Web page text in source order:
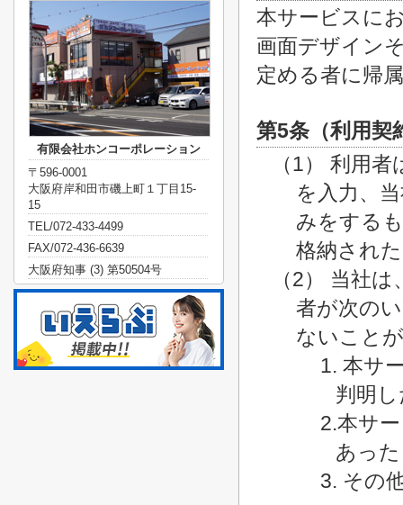
本サービスに
画面デザイン
定める者に帰
第5条（利用契
（1） 利用
を入力、
みをする
格納され
（2） 当社
者が次の
ないこと
1. 本サ
判明
2.本サ
あっ
3. その
有限会社ホンコーポレーション
〒596-0001
大阪府岸和田市磯上町１丁目15-
15
TEL/072-433-4499
FAX/072-436-6639
大阪府知事 (3) 第50504号